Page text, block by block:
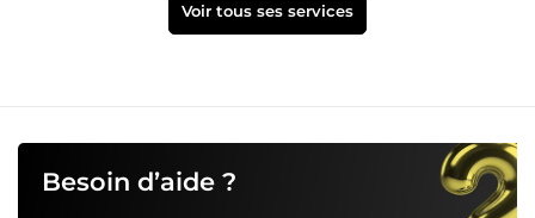
Voir tous ses services
Besoin d’aide ?